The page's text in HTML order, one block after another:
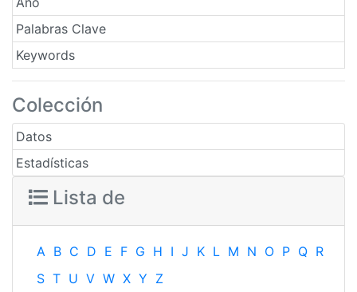
Palabras Clave
Keywords
Colección
Datos
Estadísticas
Lista de
A B C D E F G H I J K L M N O P Q R
S T U V W X Y Z